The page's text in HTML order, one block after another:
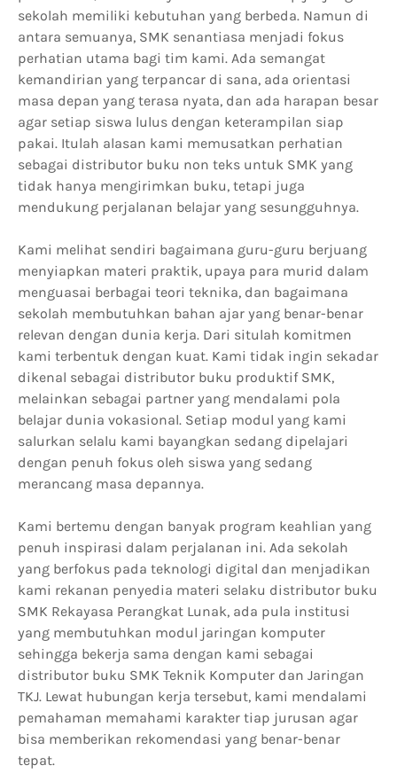
sekolah memiliki kebutuhan yang berbeda. Namun di
antara semuanya, SMK senantiasa menjadi fokus
perhatian utama bagi tim kami. Ada semangat
kemandirian yang terpancar di sana, ada orientasi
masa depan yang terasa nyata, dan ada harapan besar
agar setiap siswa lulus dengan keterampilan siap
pakai. Itulah alasan kami memusatkan perhatian
sebagai distributor buku non teks untuk SMK yang
tidak hanya mengirimkan buku, tetapi juga
mendukung perjalanan belajar yang sesungguhnya.
Kami melihat sendiri bagaimana guru-guru berjuang
menyiapkan materi praktik, upaya para murid dalam
menguasai berbagai teori teknika, dan bagaimana
sekolah membutuhkan bahan ajar yang benar-benar
relevan dengan dunia kerja. Dari situlah komitmen
kami terbentuk dengan kuat. Kami tidak ingin sekadar
dikenal sebagai distributor buku produktif SMK,
melainkan sebagai partner yang mendalami pola
belajar dunia vokasional. Setiap modul yang kami
salurkan selalu kami bayangkan sedang dipelajari
dengan penuh fokus oleh siswa yang sedang
merancang masa depannya.
Kami bertemu dengan banyak program keahlian yang
penuh inspirasi dalam perjalanan ini. Ada sekolah
yang berfokus pada teknologi digital dan menjadikan
kami rekanan penyedia materi selaku distributor buku
SMK Rekayasa Perangkat Lunak, ada pula institusi
yang membutuhkan modul jaringan komputer
sehingga bekerja sama dengan kami sebagai
distributor buku SMK Teknik Komputer dan Jaringan
TKJ. Lewat hubungan kerja tersebut, kami mendalami
pemahaman memahami karakter tiap jurusan agar
bisa memberikan rekomendasi yang benar-benar
tepat.